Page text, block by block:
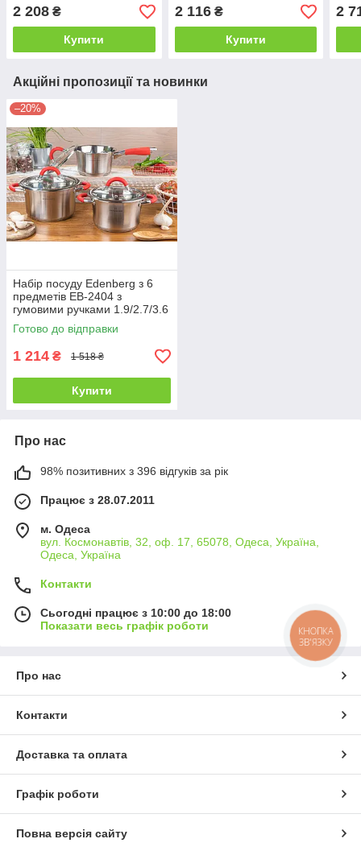
предметів ( 2.3/4.5/6.8 л)
2 208 ₴
Купити
2.7/ 3.6/ 6,1 л
2 116₴
Купити
л)
2
Акційні пропозиції та новинки
–20%
Набір посуду Edenberg з 6
предметів EB-2404 з
гумовими ручками 1.9/2.7/3.6
л
Готово до відправки
1 214 ₴ 1 518 ₴
Купити
Про нас
98% позитивних з 396 відгуків за рік
Працює з 28.07.2011
м. Одеса
вул. Космонавтів, 32, оф. 17, 65078, Одеса, Україна,
Одеса, Україна
Контакти
Сьогодні працює з 10:00 до 18:00
Показати весь графік роботи
Про нас
Контакти
Доставка та оплата
Графік роботи
Повна версія сайту
КНОПКА
ЗВ'ЯЗКУ